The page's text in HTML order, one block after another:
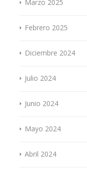
Marzo 2025
Febrero 2025
Diciembre 2024
Julio 2024
Junio 2024
Mayo 2024
Abril 2024